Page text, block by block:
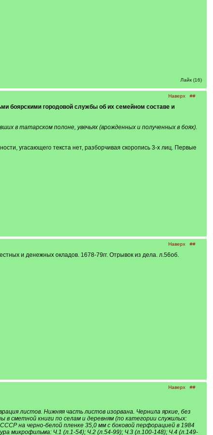
Лайк (16)
Наверх ##
боярскими городовой службы об их семейном составе и
в татарском полоне, увечьях (врожденных и полученных в боях).
угасающего текста нет, разборчивая скоропись 3-х лиц. Первые
Наверх ##
и денежных окладов. 1678-79гг. Отрывок из дела. л.56об.
Наверх ##
листов. Нижняя часть листов изорвана. Чернила яркие, без
в сметной книги по селам и деревням (по категории служилых:
на черно-белой пленке 35,0 мм с боковой перфорацией в 1984
микрофильма: Ч.1 (л.1-54); Ч.2 (л.54-99); Ч.3 (л.100-148); Ч.4 (л.149-